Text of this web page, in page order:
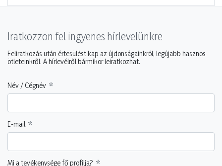
Iratkozzon fel ingyenes hírlevelünkre
Feliratkozás után értesülést kap az újdonságainkról, legújabb hasznos
ötleteinkről. A hírlevélről bármikor leiratkozhat.
Név / Cégnév
E-mail
Mi a tevékenysége fő profilja?